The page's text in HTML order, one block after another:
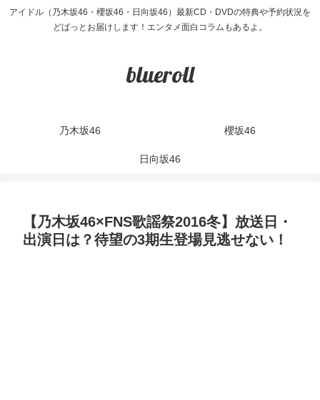
アイドル（乃木坂46・櫻坂46・日向坂46）最新CD・DVDの特典や予約状況を
どばっとお届けします！エンタメ面白コラムもあるよ。
blueroll
乃木坂46 櫻坂46
日向坂46
【乃木坂46×FNS歌謡祭2016冬】放送日・
出演日は？待望の3期生登場見逃せない！